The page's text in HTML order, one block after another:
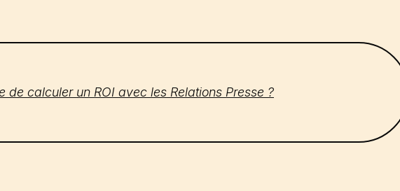
de calculer un ROI avec les Relations Presse ?